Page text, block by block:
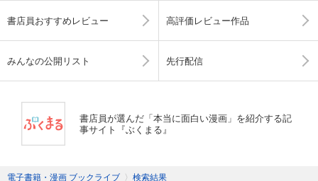
書店員おすすめレビュー 高評価レビュー作品
みんなの公開リスト 先行配信
書店員が選んだ「本当に面白い漫画」を紹介する記
事サイト『ぶくまる』
電子書籍・漫画 ブックライブ 〉 検索結果